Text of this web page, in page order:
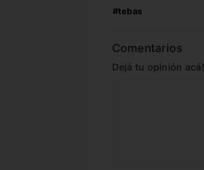
#tebas
Comentarios
Dejá tu opinión acá!